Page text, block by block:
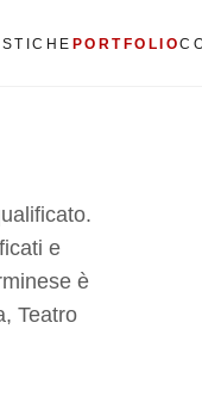
PORTFOLIO
e
è
Teatro